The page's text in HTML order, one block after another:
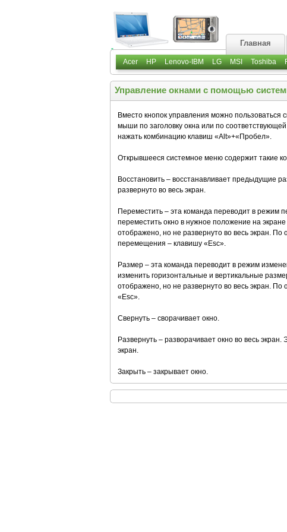
Главная
Acer HP Lenovo-IBM LG MSI Toshiba
Управление окнами с помощью
Вместо кнопок управления можно
мыши по заголовку окна или по
нажать комбинацию клавиш «Alt»+«Пробел».
Открывшееся системное меню содержит такие
Восстановить – восстанавливает предыдущие
развернуто во весь экран.
Переместить – эта команда переводит в
переместить окно в нужное положение на
отображено, но не развернуто во весь экран.
перемещения – клавишу «Esc».
Размер – эта команда переводит в режим
изменить горизонтальные и вертикальные
отображено, но не развернуто во весь экран.
«Esc».
Свернуть – сворачивает окно.
Развернуть – разворачивает окно во весь
экран.
Закрыть – закрывает окно.